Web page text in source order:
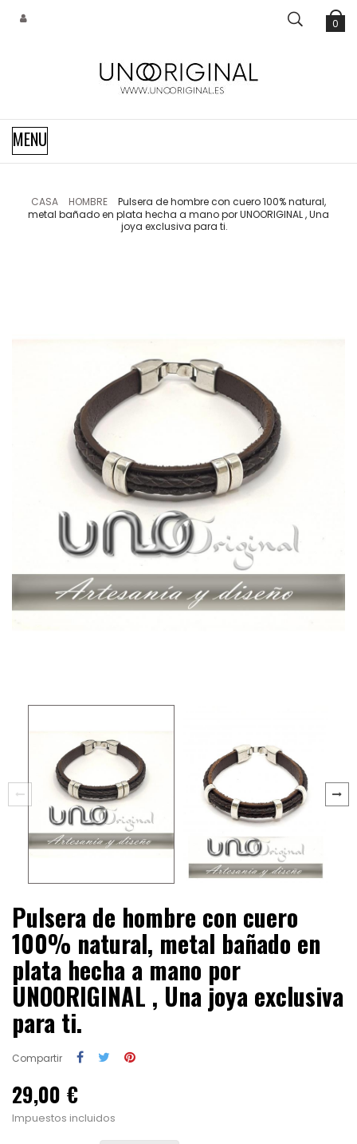
0
Navegación
de
palanca
MENU
CASA HOMBRE
Pulsera de hombre con cuero 100% natural,
metal bañado en plata hecha a mano por UNOORIGINAL , Una
joya exclusiva para ti.
Pulsera de hombre con cuero
100% natural, metal bañado en
plata hecha a mano por
UNOORIGINAL , Una joya exclusiva
para ti.
Compartir
29,00 €
Impuestos incluidos